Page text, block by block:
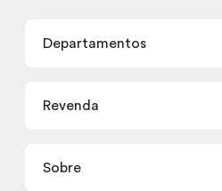
Departamentos
Skincare
Revenda
Quero ser Revendedor
Sobre